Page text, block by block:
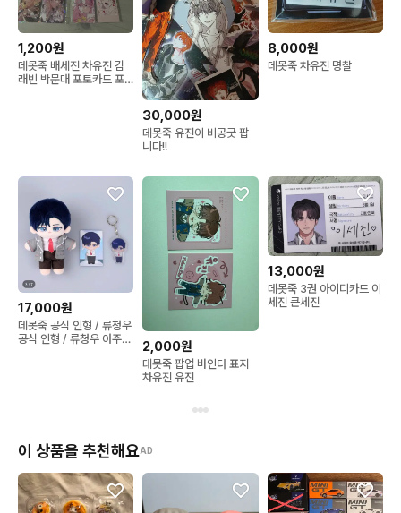
1,200원
데못죽 배세진 차유진 김
래빈 박문대 포토카드 포
30,000원
데못죽 유진이 비공굿 팝
니다!!
8,000원
데못죽 차유진 명찰
17,000원
데못죽 공식 인형 / 류청우
공식 인형 / 류청우 아주사
2,000원
데못죽 팝업 바인더 표지
차유진 유진
13,000원
데못죽 3권 아이디카드 이
세진 큰세진
이 상품을 추천해요AD